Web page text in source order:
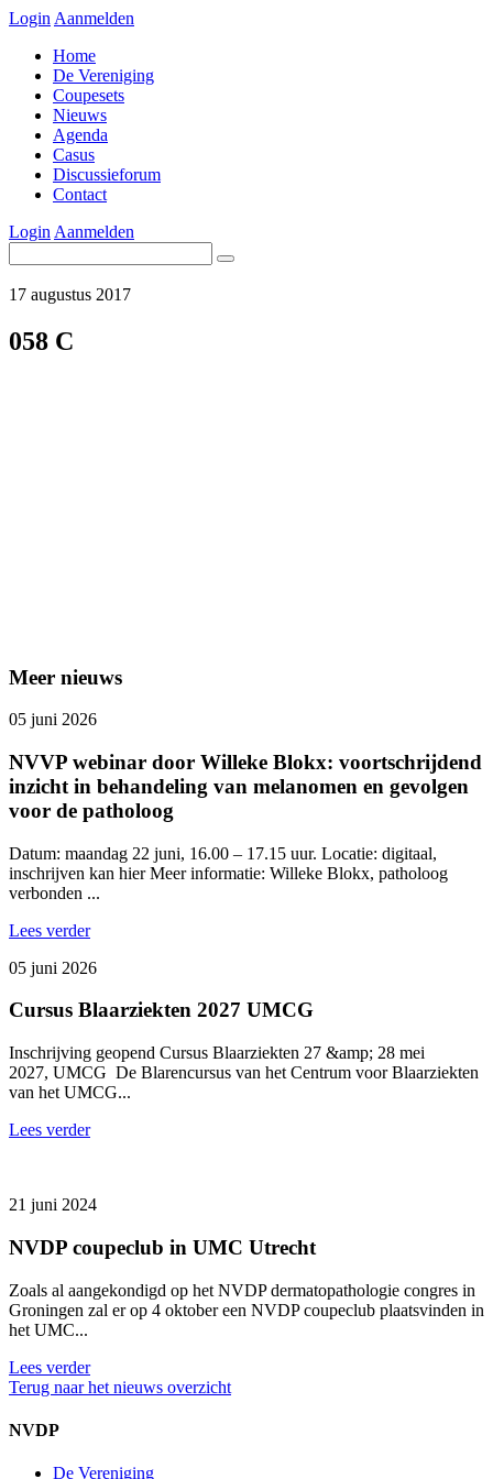
Login Aanmelden
Home
De Vereniging
Coupesets
Nieuws
Agenda
Casus
Discussieforum
Contact
Login Aanmelden
17 augustus 2017
058 C
Meer nieuws
05 juni 2026
NVVP webinar door Willeke Blokx: voortschrijdend
inzicht in behandeling van melanomen en gevolgen
voor de patholoog
Datum: maandag 22 juni, 16.00 – 17.15 uur. Locatie: digitaal,
inschrijven kan hier Meer informatie: Willeke Blokx, patholoog
verbonden ...
Lees verder
05 juni 2026
Cursus Blaarziekten 2027 UMCG
Inschrijving geopend Cursus Blaarziekten 27 &amp; 28 mei
2027, UMCG De Blarencursus van het Centrum voor Blaarziekten
van het UMCG...
Lees verder
21 juni 2024
NVDP coupeclub in UMC Utrecht
Zoals al aangekondigd op het NVDP dermatopathologie congres in
Groningen zal er op 4 oktober een NVDP coupeclub plaatsvinden in
het UMC...
Lees verder
Terug naar het nieuws overzicht
NVDP
De Vereniging